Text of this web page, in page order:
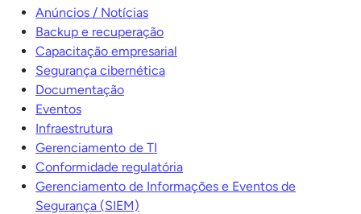
Anúncios / Notícias
Backup e recuperação
Capacitação empresarial
Segurança cibernética
Documentação
Eventos
Infraestrutura
Gerenciamento de TI
Conformidade regulatória
Gerenciamento de Informações e Eventos de
Segurança (SIEM)